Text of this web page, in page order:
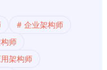
企业架构师
师
架构师